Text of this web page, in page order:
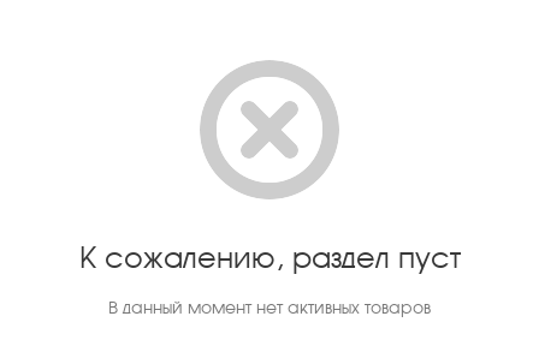
К сожалению, раздел пуст
В данный момент нет активных товаров